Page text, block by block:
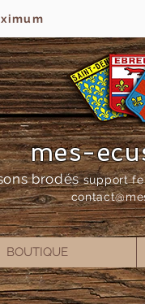
mes-
brodés support
BOUTIQUE